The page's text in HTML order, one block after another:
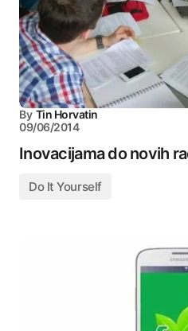
By Tin Horvatin
09/06/2014
Inovacijama do novih
Do It Yourself